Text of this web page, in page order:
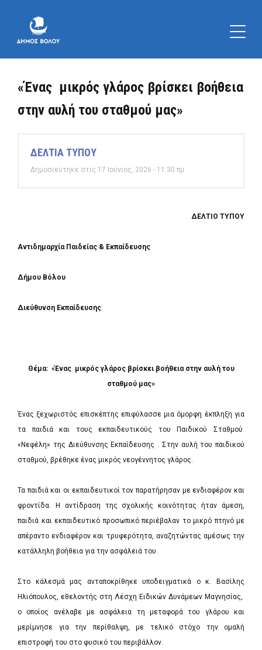
«Ένας μικρός γλάρος βρίσκει βοήθεια
στην αυλή του σταθμού μας»
ΔΕΛΤΙΑ ΤΥΠΟΥ
Δημοσιεύτηκε στις 17 Ιούνιος, 2026 - 11:30 πμ
ΔΕΛΤΙΟ ΤΥΠΟΥ
Αντιδημαρχία Παιδείας & Εκπαίδευσης
Δήμου Βόλου
Διεύθυνση Εκπαίδευσης
Θέμα: «Ένας μικρός γλάρος βρίσκει βοήθεια στην αυλή του
σταθμού μας»
Ένας ξεχωριστός επισκέπτης επιφύλασσε μια όμορφη έκπληξη για
τα παιδιά και τους εκπαιδευτικούς του Παιδικού Σταθμού
«Νεφέλη» της Διεύθυνσης Εκπαίδευσης . Στην αυλή του παιδικού
σταθμού, βρέθηκε ένας μικρός νεογέννητος γλάρος.
Τα παιδιά και οι εκπαιδευτικοί τον παρατήρησαν με ενδιαφέρον και
φροντίδα. Η αντίδραση της σχολικής κοινότητας ήταν άμεση,
παιδιά και εκπαιδευτικό προσωπικό περιέβαλαν το μικρό πτηνό με
απέραντο ενδιαφέρον και τρυφερότητα, αναζητώντας αμέσως την
κατάλληλη βοήθεια για την ασφάλειά του.
Στο κάλεσμά μας ανταποκρίθηκε υποδειγματικά ο κ. Βασίλης
Ηλιόπουλος, εθελοντής στη Λέσχη Ειδικών Δυνάμεων Μαγνησίας,
ο οποίος ανέλαβε με ασφάλεια τη μεταφορά του γλάρου και
μερίμνησε για την περίθαλψη, με τελικό στόχο την ομαλή
επιστροφή του στο φυσικό του περιβάλλον.